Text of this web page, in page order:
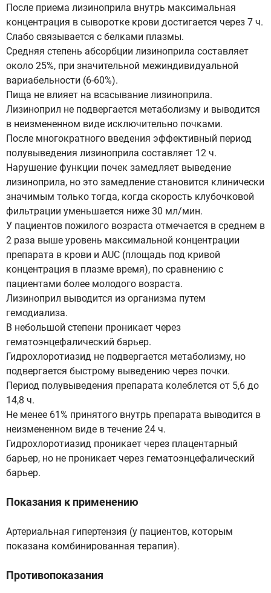
После приема лизиноприла внутрь максимальная
концентрация в сыворотке крови достигается через 7 ч.
Слабо связывается с белками плазмы.
Средняя степень абсорбции лизиноприла составляет
около 25%, при значительной межиндивидуальной
вариабельности (6-60%).
Пища не влияет на всасывание лизиноприла.
Лизиноприл не подвергается метаболизму и выводится
в неизмененном виде исключительно почками.
После многократного введения эффективный период
полувыведения лизиноприла составляет 12 ч.
Нарушение функции почек замедляет выведение
лизиноприла, но это замедление становится клинически
значимым только тогда, когда скорость клубочковой
фильтрации уменьшается ниже 30 мл/мин.
У пациентов пожилого возраста отмечается в среднем в
2 раза выше уровень максимальной концентрации
препарата в крови и AUC (площадь под кривой
концентрация в плазме время), по сравнению с
пациентами более молодого возраста.
Лизиноприл выводится из организма путем
гемодиализа.
В небольшой степени проникает через
гематоэнцефалический барьер.
Гидрохлоротиазид не подвергается метаболизму, но
подвергается быстрому выведению через почки.
Период полувыведения препарата колеблется от 5,6 до
14,8 ч.
Не менее 61% принятого внутрь препарата выводится в
неизмененном виде в течение 24 ч.
Гидрохлоротиазид проникает через плацентарный
барьер, но не проникает через гематоэнцефалический
барьер.
Показания к применению
Артериальная гипертензия (у пациентов, которым
показана комбинированная терапия).
Противопоказания